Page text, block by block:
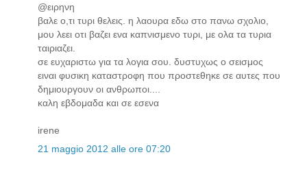
@ειρηνη
βαλε ο,τι τυρι θελεις. η λαουρα εδω στο πανω σχολιο,
μου λεει οτι βαζει ενα καπνισμενο τυρι, με ολα τα τυρια
ταιριαζει.
σε ευχαριστω για τα λογια σου. δυστυχως ο σεισμος
ειναι φυσικη καταστροφη που προστεθηκε σε αυτες που
δημιουργουν οι ανθρωποι....
καλη εβδομαδα και σε εσενα
irene
21 maggio 2012 alle ore 07:20